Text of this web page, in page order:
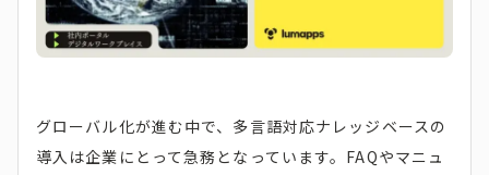
グローバル化が進む中で、多言語対応ナレッジベースの
導入は企業にとって急務となっています。FAQやマニュ